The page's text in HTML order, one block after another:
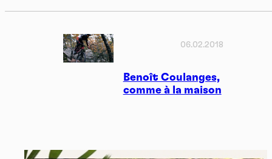
Benoît Coulanges,
comme à la maison
06.02.2018